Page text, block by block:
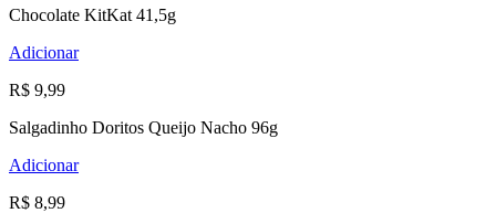
Chocolate KitKat 41,5g
Adicionar
R$ 9,99
Salgadinho Doritos Queijo Nacho 96g
Adicionar
R$ 8,99